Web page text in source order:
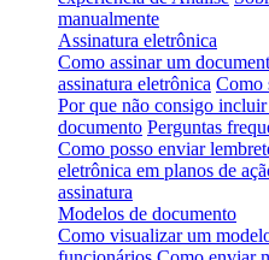
manualmente
Assinatura eletrônica
Como assinar um
assinatura eletrônica Como
Por que não consigo
documento Perguntas
Como posso enviar
eletrônica em planos de
assinatura
Modelos de documento
Como visualizar um